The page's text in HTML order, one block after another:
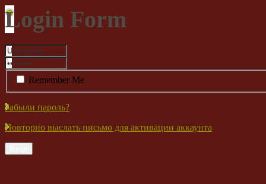
Login Form
Remember Me
Забыли пароль?
Повторно выслать письмо для активации аккаунта